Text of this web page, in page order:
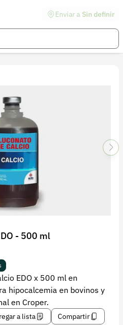
Enviar a Sin definir
- 500 ml
EDO x 500 ml en
hipocalcemia en bovinos y
en Croper.
a lista Compartir